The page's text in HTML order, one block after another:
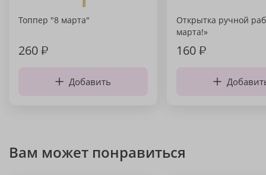
Топпер "8 марта"
260₽
Добавить
Открытка ручной
марта!»
160₽
Вам может понравиться